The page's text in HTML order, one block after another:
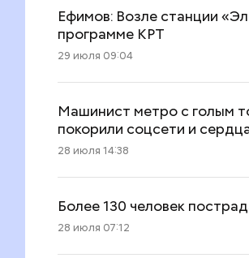
Ефимов: Возле станции
программе КРТ
29 июля 09:04
Машинист метро с голым
покорили соцсети и
28 июля 14:38
Более 130 человек
28 июля 07:12